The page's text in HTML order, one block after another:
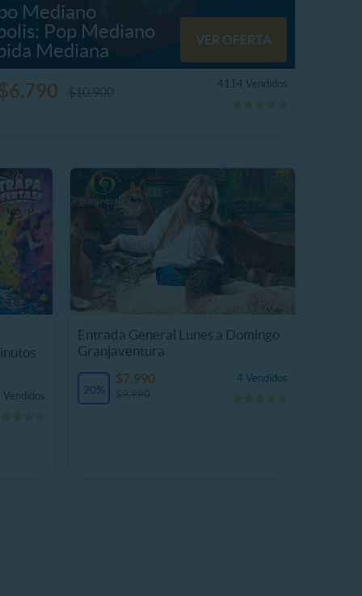
Mediano
Pop Mediano
Mediana
VER OFERTA
4114 Vendidos
Entrada General Lunes a Domingo
Granjaventura
20%
4 Vendidos
$7.990